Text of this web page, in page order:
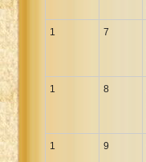
1 7
1 8
1 9